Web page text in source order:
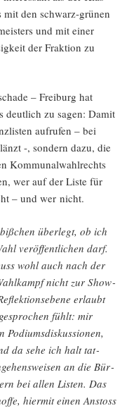
mit den schwarz-grü­nen
und mit einer
der Frak­ti­on zu
– Frei­burg hat
deut­lich zu sagen: Damit
auf­ru­fen – bei
-, son­dern dazu, die
Kom­mu­nal­wahl­rechts
wer auf der Lis­te für
– und wer nicht.
über­legt, ob ich
ver­öf­fent­li­chen darf.
wohl auch nach der
nicht zur Show­
erlaubt
fühlt: mir
Podi­ums­dis­kus­sio­nen,
da sehe ich halt tat­
an die Bür­
bei allen Lis­ten. Das
hier­mit einen Anstoss